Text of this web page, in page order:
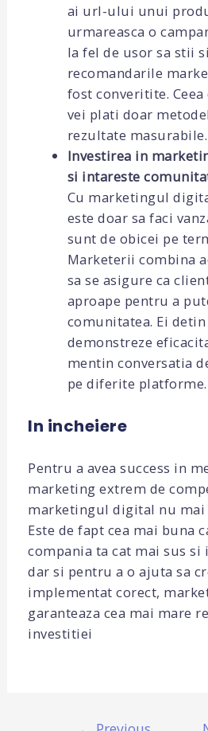
ai url-ului unui
urmareasca o
la fel de usor sa stii
recomandarile
fost converitite. Ceea
vei plati doar
rezultate masurabile.
Investirea in
si intareste
Cu marketingul
este doar sa faci
sunt de obicei pe
Marketerii combina
sa se asigure ca
aproape pentru a
comunitatea. Ei
demonstreze
mentin conversatia
pe diferite platforme.
In incheiere
Pentru a avea success in
marketing extrem de
marketingul digital nu mai
Este de fapt cea mai buna
compania ta cat mai sus
dar si pentru a o ajuta sa
implementat corect,
garanteaza cea mai mare
investitiei